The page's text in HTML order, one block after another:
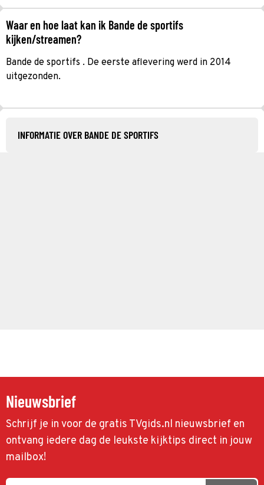
Waar en hoe laat kan ik Bande de sportifs
kijken/streamen?
Bande de sportifs . De eerste aflevering werd in 2014
uitgezonden.
INFORMATIE OVER BANDE DE SPORTIFS
Nieuwsbrief
Schrijf je in voor de gratis TVgids.nl nieuwsbrief en
ontvang iedere dag de leukste kijktips direct in jouw
mailbox!